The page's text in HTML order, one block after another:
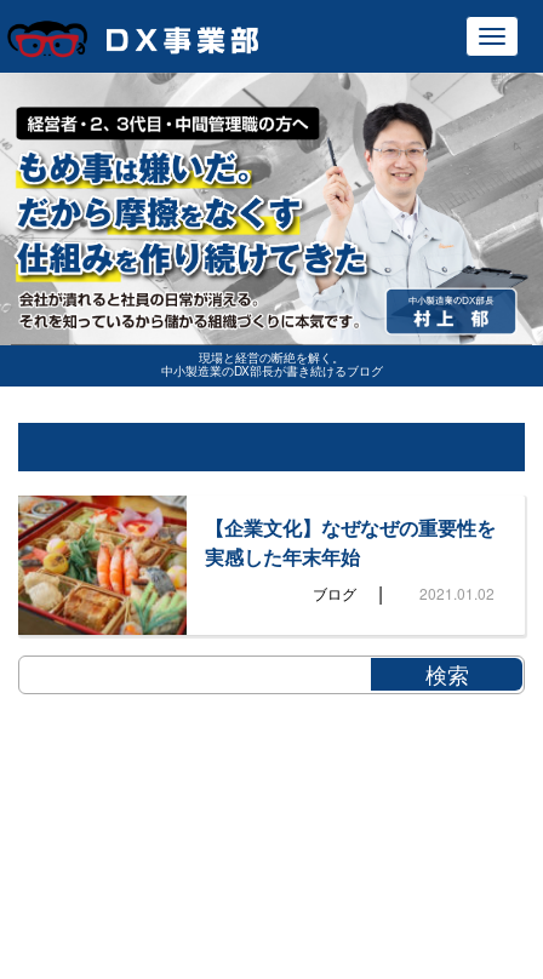
現場と経営の断絶を解く。
中小製造業のDX部長が書き続けるブログ
【企業文化】なぜなぜの重要性を
実感した年末年始
ブログ | 2021.01.02